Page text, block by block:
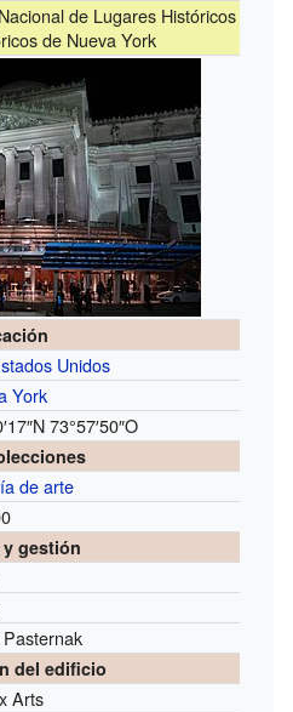
de Lugares Históricos
de Nueva York
Unidos
York
73°57′50″O
de arte
gestión
del edificio
Arts